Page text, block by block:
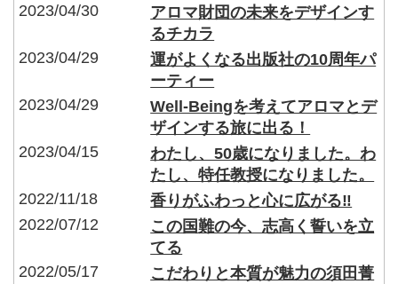
2023/04/30
アロマ財団の未来をデザインす
るチカラ
2023/04/29
運がよくなる出版社の10周年パ
ーティー
2023/04/29
Well-Beingを考えてアロマとデ
ザインする旅に出る！
2023/04/15
わたし、50歳になりました。わ
たし、特任教授になりました。
2022/11/18
香りがふわっと心に広がる‼︎
2022/07/12
この国難の今、志高く誓いを立
てる
2022/05/17
こだわりと本質が魅力の須田菁